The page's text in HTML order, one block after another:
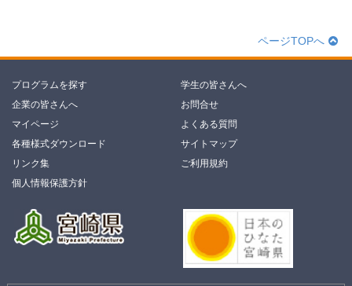
ページTOPへ
プログラムを探す
学生の皆さんへ
企業の皆さんへ
お問合せ
マイページ
よくある質問
各種様式ダウンロード
サイトマップ
リンク集
ご利用規約
個人情報保護方針